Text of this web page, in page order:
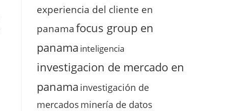
experiencia del cliente en
panamafocus group en
panama inteligencia
investigacion de mercado en
panama investigación de
mercados minería de datos